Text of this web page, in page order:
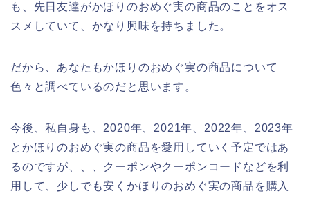
も、先日友達がかほりのおめぐ実の商品のことをオス
スメしていて、かなり興味を持ちました。
だから、あなたもかほりのおめぐ実の商品について
色々と調べているのだと思います。
今後、私自身も、2020年、2021年、2022年、2023年
とかほりのおめぐ実の商品を愛用していく予定ではあ
るのですが、、、クーポンやクーポンコードなどを利
用して、少しでも安くかほりのおめぐ実の商品を購入